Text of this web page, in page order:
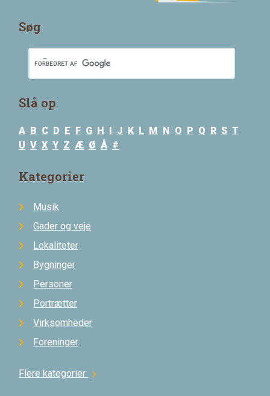
Søg
Slå op
A B C D E F G H J K L M N O P Q R S T
U V X Y Z Æ Ø Å #
Kategorier
Musik
Gader og veje
Lokaliteter
Bygninger
Personer
Portrætter
Virksomheder
Foreninger
Flere kategorier chevron_right